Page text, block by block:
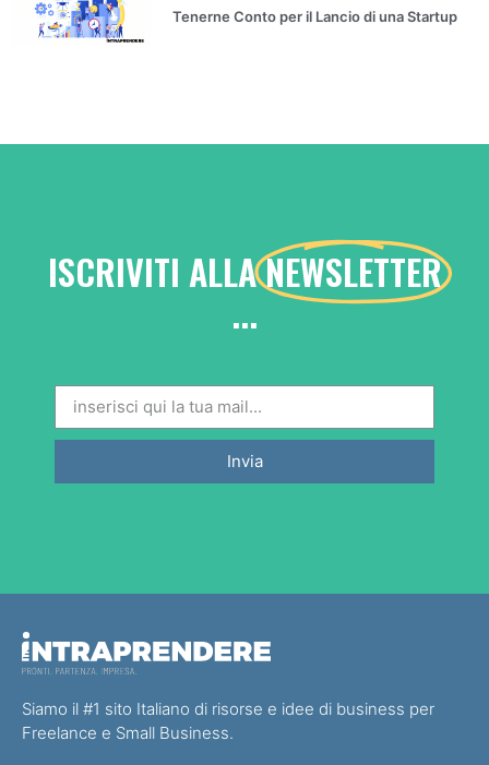
Tenerne Conto per il Lancio di una Startup
ISCRIVITI ALLANEWSLETTER
...
Invia
Siamo il #1 sito Italiano di risorse e idee di business per
Freelance e Small Business.